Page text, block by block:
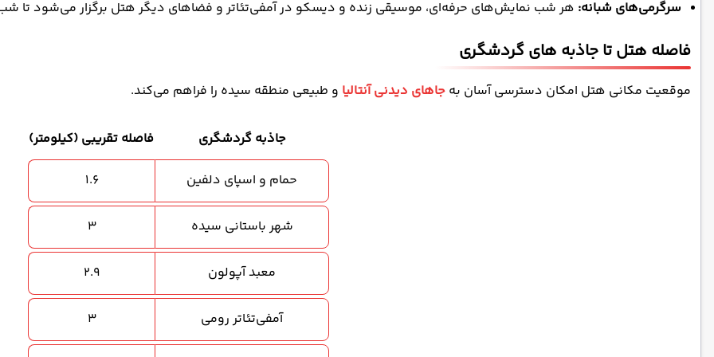
سرگرمی‌های شبانه: هر شب نمایش‌های حرفه‌ای، موسیقی زنده و دیسکو در آمفی‌تئاتر و فضاهای دیگر هتل برگزار می‌شود تا
فاصله هتل تا جاذبه های گردشگری
موقعیت مکانی هتل امکان دسترسی آسان به جاهای دیدنی آنتالیا و طبیعی منطقه سیده را فراهم می‌کند.
جاذبه گردشگری فاصله تقریبی (کیلومتر)
حمام و اسپای دلفین ۱.۶
شهر باستانی سیده ۳
معبد آپولون ۲.۹
آمفی‌تئاتر رومی ۳